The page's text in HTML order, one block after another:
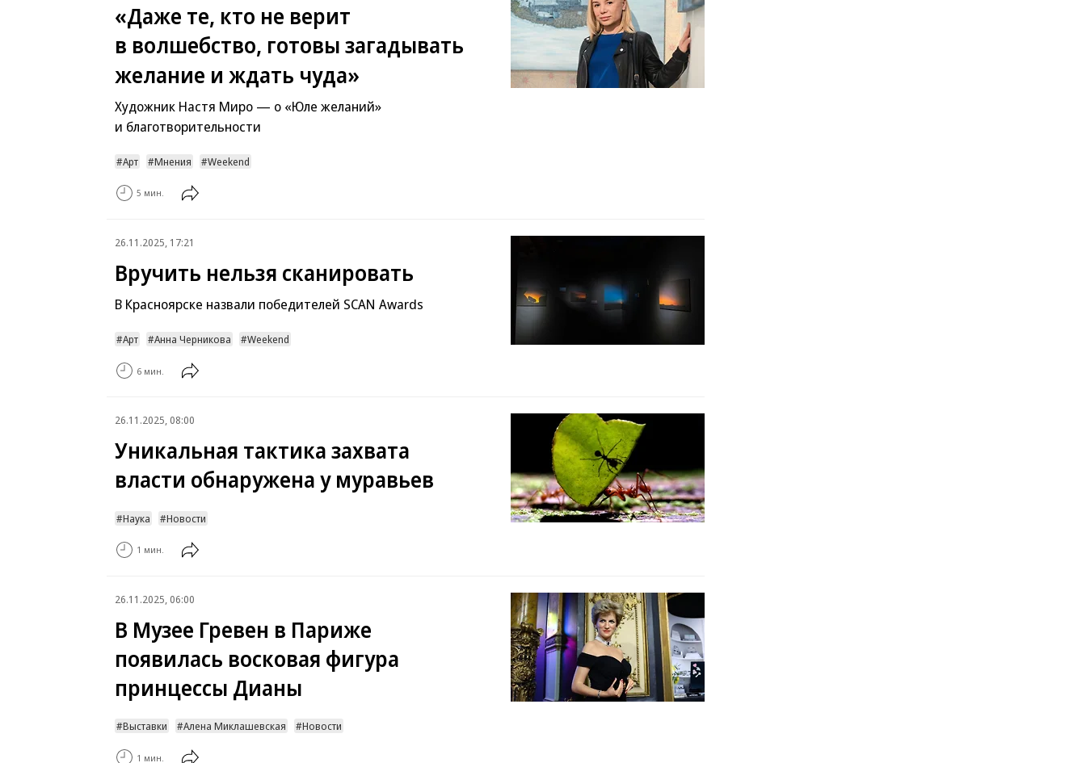
«Даже те, кто не верит
в волшебство, готовы загадывать
желание и ждать чуда»
Художник Настя Миро — о «Юле желаний»
и благотворительности
Арт Мнения Weekend
5 мин.
26.11.2025, 17:21
Вручить нельзя сканировать
В Красноярске назвали победителей SCAN Awards
Арт Анна Черникова Weekend
6 мин.
26.11.2025, 08:00
Уникальная тактика захвата
власти обнаружена у муравьев
Наука Новости
1 мин.
26.11.2025, 06:00
В Музее Гревен в Париже
появилась восковая фигура
принцессы Дианы
Выставки Алена Миклашевская Новости
1 мин.